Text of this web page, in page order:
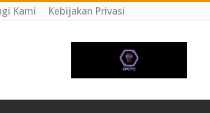
Kami Kebijakan Privasi